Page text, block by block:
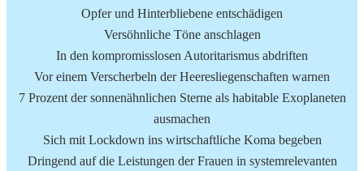
Opfer und Hinterbliebene entschädigen
Versöhnliche Töne anschlagen
In den kompromisslosen Autoritarismus abdriften
Vor einem Verscherbeln der Heeresliegenschaften warnen
7 Prozent der sonnenähnlichen Sterne als habitable Exoplaneten
ausmachen
Sich mit Lockdown ins wirtschaftliche Koma begeben
Dringend auf die Leistungen der Frauen in systemrelevanten